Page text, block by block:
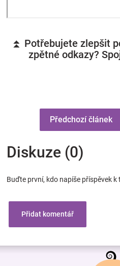
⏫ Potřebujete zlepšit
zpětné odkazy?
Předchozí článek
Diskuze (0)
Buďte první, kdo napíše příspěvek k
Přidat komentář
Z